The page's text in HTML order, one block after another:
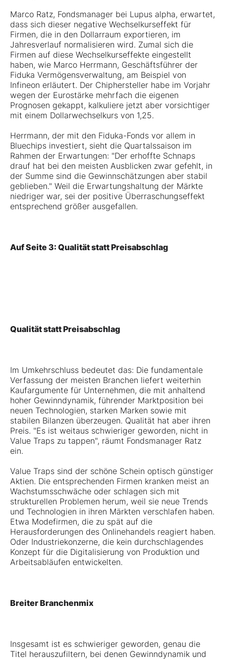
Marco Ratz, Fondsmanager bei Lupus alpha, erwartet,
dass sich dieser negative Wechselkurseffekt für
Firmen, die in den Dollarraum exportieren, im
Jahresverlauf normalisieren wird. Zumal sich die
Firmen auf diese Wechselkurseffekte eingestellt
haben, wie Marco Herrmann, Geschäftsführer der
Fiduka Vermögensverwaltung, am Beispiel von
Infineon erläutert. Der Chiphersteller habe im Vorjahr
wegen der Eurostärke mehrfach die eigenen
Prognosen gekappt, kalkuliere jetzt aber vorsichtiger
mit einem Dollarwechselkurs von 1,25.
Herrmann, der mit den Fiduka-Fonds vor allem in
Bluechips investiert, sieht die Quartalssaison im
Rahmen der Erwartungen: "Der erhoffte Schnaps
drauf hat bei den meisten Ausblicken zwar gefehlt, in
der Summe sind die Gewinnschätzungen aber stabil
geblieben." Weil die Erwartungshaltung der Märkte
niedriger war, sei der positive Überraschungseffekt
entsprechend größer ausgefallen.
Auf Seite 3: Qualität statt Preisabschlag
Qualität statt Preisabschlag
Im Umkehrschluss bedeutet das: Die fundamentale
Verfassung der meisten Branchen liefert weiterhin
Kaufargumente für Unternehmen, die mit anhaltend
hoher Gewinndynamik, führender Marktposition bei
neuen Technologien, starken Marken sowie mit
stabilen Bilanzen überzeugen. Qualität hat aber ihren
Preis. "Es ist weitaus schwieriger geworden, nicht in
Value Traps zu tappen", räumt Fondsmanager Ratz
ein.
Value Traps sind der schöne Schein optisch günstiger
Aktien. Die entsprechenden Firmen kranken meist an
Wachstumsschwäche oder schlagen sich mit
strukturellen Problemen herum, weil sie neue Trends
und Technologien in ihren Märkten verschlafen haben.
Etwa Modefirmen, die zu spät auf die
Herausforderungen des Onlinehandels reagiert haben.
Oder Industriekonzerne, die kein durchschlagendes
Konzept für die Digitalisierung von Produktion und
Arbeitsabläufen entwickelten.
Breiter Branchenmix
Insgesamt ist es schwieriger geworden, genau die
Titel herauszufiltern, bei denen Gewinndynamik und